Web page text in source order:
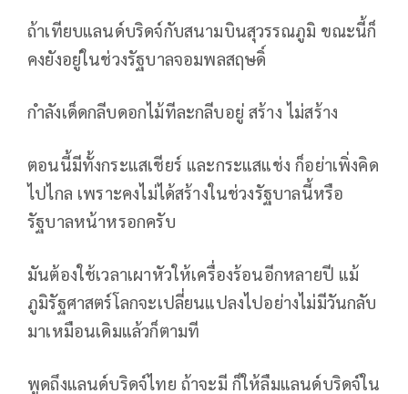
ถ้าเทียบแลนด์บริดจ์กับสนามบินสุวรรณภูมิ ขณะนี้ก็
คงยังอยู่ในช่วงรัฐบาลจอมพลสฤษดิ์
กำลังเด็ดกลีบดอกไม้ทีละกลีบอยู่ สร้าง ไม่สร้าง
ตอนนี้มีทั้งกระแสเชียร์ และกระแสแช่ง ก็อย่าเพิ่งคิด
ไปไกล เพราะคงไม่ได้สร้างในช่วงรัฐบาลนี้หรือ
รัฐบาลหน้าหรอกครับ
มันต้องใช้เวลาเผาหัวให้เครื่องร้อนอีกหลายปี แม้
ภูมิรัฐศาสตร์โลกจะเปลี่ยนแปลงไปอย่างไม่มีวันกลับ
มาเหมือนเดิมแล้วก็ตามที
พูดถึงแลนด์บริดจ์ไทย ถ้าจะมี ก็ให้ลืมแลนด์บริดจ์ใน